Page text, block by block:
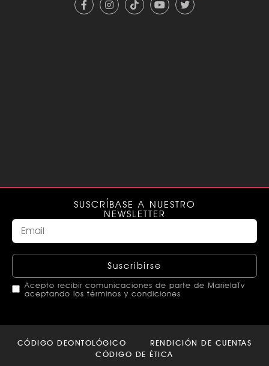
SUSCRÍBASE A NUESTRO
NEWSLETTER
Suscribirse
Acepto recibir comunicaciones de parte de MarielaTv
aceptando los términos y condiciones
should
CÓDIGO DEONTOLÓGICO
RENDICIÓN DE CUENTAS
CÓDIGO DE ÉTICA